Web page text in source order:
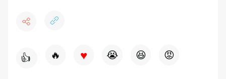
👍 🔥 ♥ 😭 😆 😡